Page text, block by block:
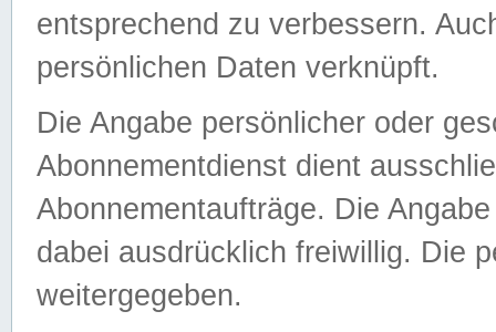
entsprechend zu verbessern.
persönlichen Daten verknüpft.
Die Angabe persönlicher oder
Abonnementdienst dient
Abonnementaufträge. Die
dabei ausdrücklich freiwillig. Die
weitergegeben.